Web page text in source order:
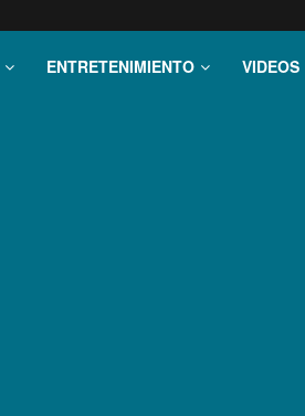
ENTRETENIMIENTO VIDEOS